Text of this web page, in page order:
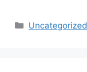
Categories
Uncategorized